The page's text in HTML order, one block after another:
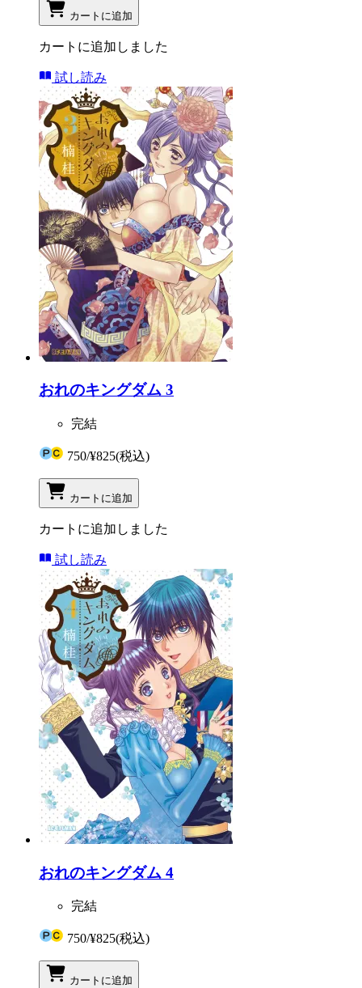
カートに追加
カートに追加しました
試し読み
おれのキングダム 3
完結
750/¥825(税込)
カートに追加
カートに追加しました
試し読み
おれのキングダム 4
完結
750/¥825(税込)
カートに追加